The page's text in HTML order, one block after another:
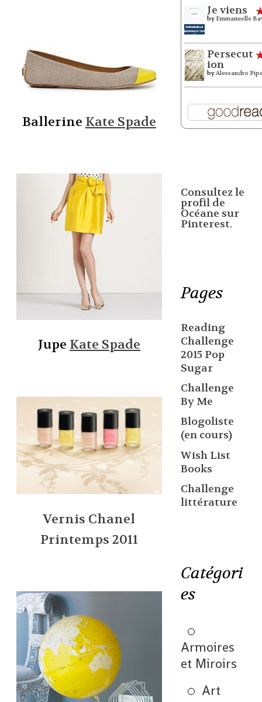
Ballerine Kate Spade
Jupe Kate Spade
Vernis Chanel
Printemps 2011
Je viens
by Emmanuelle
Persecut
ion
byAlessandro
Consultez le
profil de
Océane sur
Pinterest.
Pages
Reading
Challenge
2015 Pop
Sugar
Challenge
By Me
Blogoliste
(en cours)
Wish List
Books
Challenge
littérature
Catégori
es
Armoires
et Miroirs
Art